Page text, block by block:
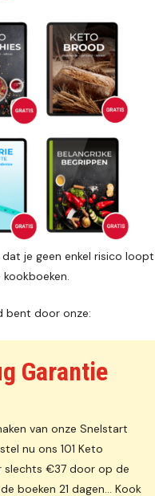
je geen enkel risico loopt
bent door onze:
Garantie
van onze Snelstart
nu ons 101 Keto
slechts €37 door op de
boeken 21 dagen… Kook